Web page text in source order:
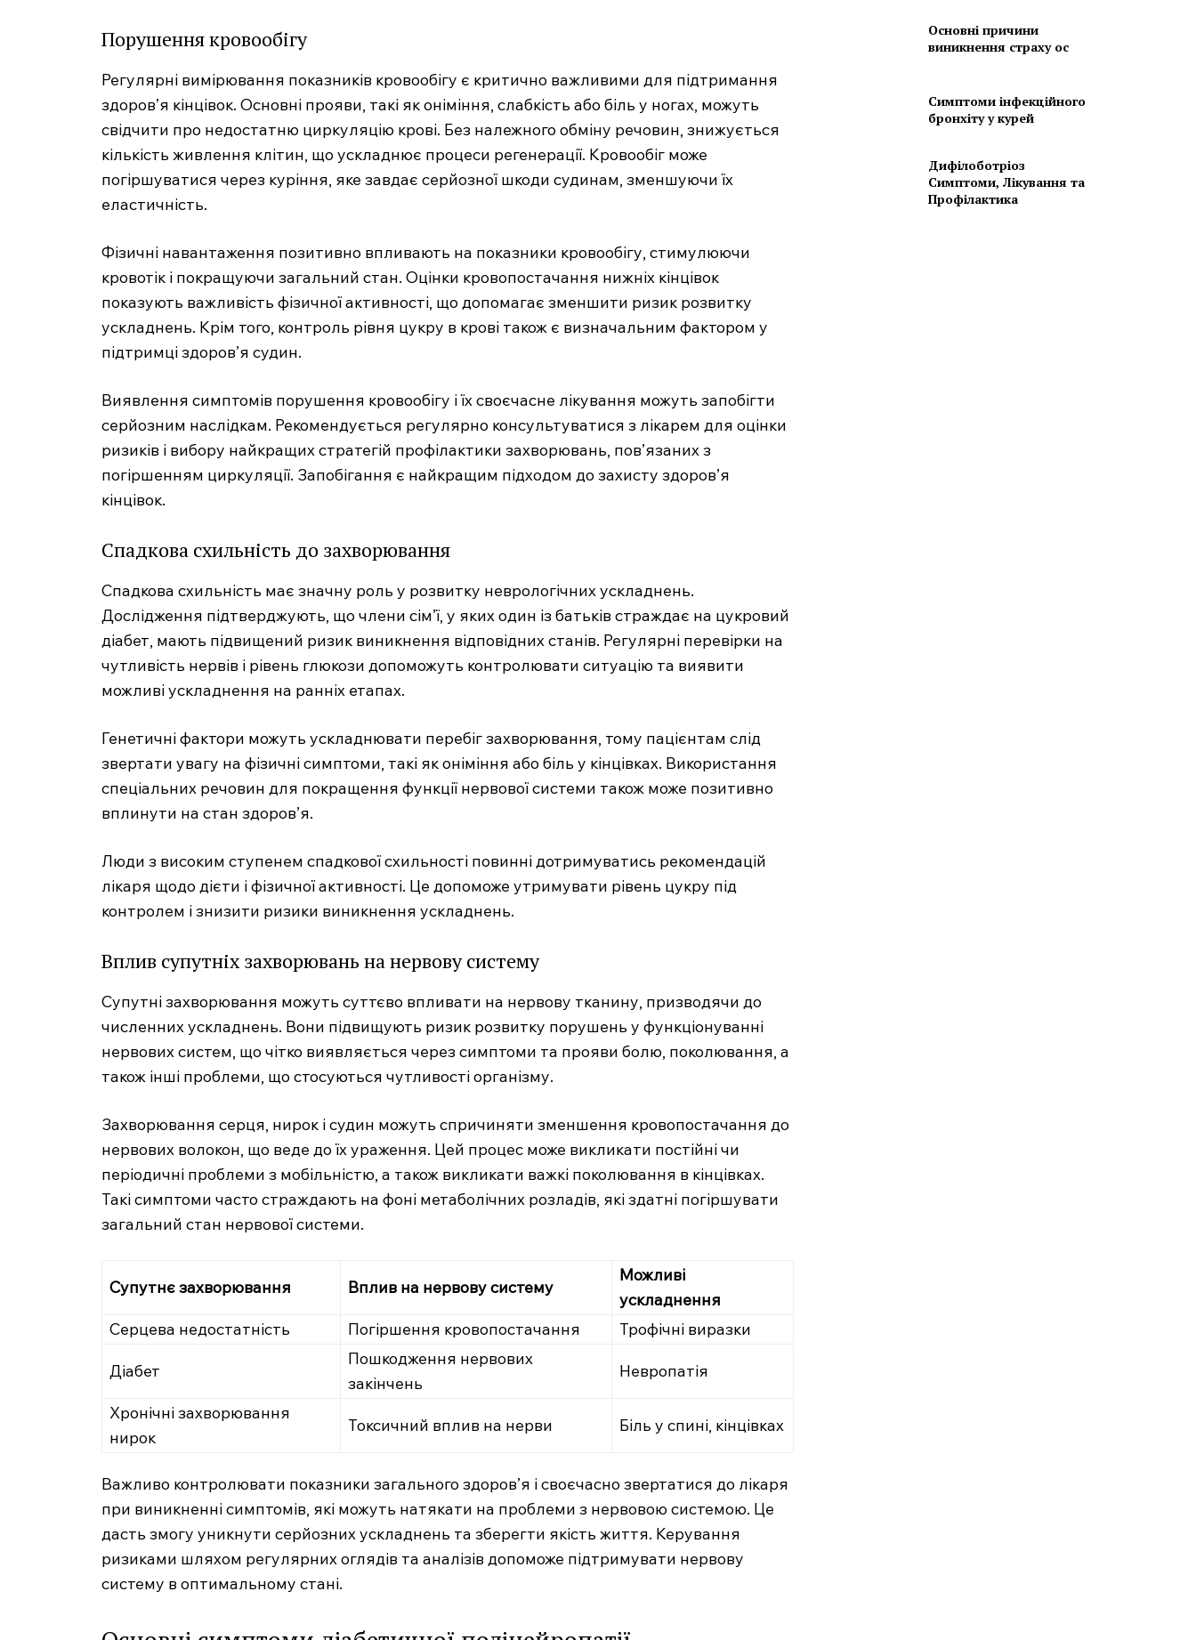
MedTerms.com.ua
професійний медичний
портал
Про нас
Порушення кровообігу
Регулярні вимірювання показників кровообігу є критично важливими для підтримання
здоров’я кінцівок. Основні прояви, такі як оніміння, слабкість або біль у ногах, можуть
свідчити про недостатню циркуляцію крові. Без належного обміну речовин, знижується
кількість живлення клітин, що ускладнює процеси регенерації. Кровообіг може
погіршуватися через куріння, яке завдає серйозної шкоди судинам, зменшуючи їх
еластичність.
Фізичні навантаження позитивно впливають на показники кровообігу, стимулюючи
кровотік і покращуючи загальний стан. Оцінки кровопостачання нижніх кінцівок
показують важливість фізичної активності, що допомагає зменшити ризик розвитку
ускладнень. Крім того, контроль рівня цукру в крові також є визначальним фактором у
підтримці здоров’я судин.
Виявлення симптомів порушення кровообігу і їх своєчасне лікування можуть запобігти
серйозним наслідкам. Рекомендується регулярно консультуватися з лікарем для оцінки
ризиків і вибору найкращих стратегій профілактики захворювань, пов’язаних з
погіршенням циркуляції. Запобігання є найкращим підходом до захисту здоров’я
кінцівок.
Спадкова схильність до захворювання
Спадкова схильність має значну роль у розвитку неврологічних ускладнень.
Дослідження підтверджують, що члени сім’ї, у яких один із батьків страждає на цукровий
діабет, мають підвищений ризик виникнення відповідних станів. Регулярні перевірки на
чутливість нервів і рівень глюкози допоможуть контролювати ситуацію та виявити
можливі ускладнення на ранніх етапах.
Генетичні фактори можуть ускладнювати перебіг захворювання, тому пацієнтам слід
звертати увагу на фізичні симптоми, такі як оніміння або біль у кінцівках. Використання
спеціальних речовин для покращення функції нервової системи також може позитивно
вплинути на стан здоров’я.
Люди з високим ступенем спадкової схильності повинні дотримуватись рекомендацій
лікаря щодо дієти і фізичної активності. Це допоможе утримувати рівень цукру під
контролем і знизити ризики виникнення ускладнень.
Вплив супутніх захворювань на нервову систему
Супутні захворювання можуть суттєво впливати на нервову тканину, призводячи до
численних ускладнень. Вони підвищують ризик розвитку порушень у функціонуванні
нервових систем, що чітко виявляється через симптоми та прояви болю, поколювання, а
також інші проблеми, що стосуються чутливості організму.
Захворювання серця, нирок і судин можуть спричиняти зменшення кровопостачання до
нервових волокон, що веде до їх ураження. Цей процес може викликати постійні чи
періодичні проблеми з мобільністю, а також викликати важкі поколювання в кінцівках.
Такі симптоми часто страждають на фоні метаболічних розладів, які здатні погіршувати
загальний стан нервової системи.
Супутнє захворювання Вплив на нервову систему
Можливі
ускладнення
Серцева недостатність
Погіршення кровопостачання Трофічні виразки
Діабет
Пошкодження нервових
закінчень
Невропатія
Хронічні захворювання
нирок
Токсичний вплив на нерви Біль у спині, кінцівках
Важливо контролювати показники загального здоров’я і своєчасно звертатися до лікаря
при виникненні симптомів, які можуть натякати на проблеми з нервовою системою. Це
дасть змогу уникнути серйозних ускладнень та зберегти якість життя. Керування
ризиками шляхом регулярних оглядів та аналізів допоможе підтримувати нервову
систему в оптимальному стані.
Основні причини
виникнення страху ос
Симптоми інфекційного
бронхіту у курей
Дифілоботріоз
Симптоми, Лікування та
Профілактика